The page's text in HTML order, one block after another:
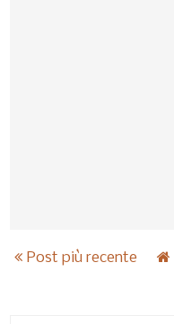
Post più recente